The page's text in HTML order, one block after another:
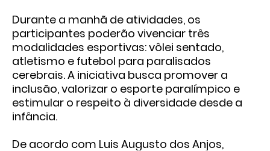
Durante a manhã de atividades, os
participantes poderão vivenciar três
modalidades esportivas: vôlei sentado,
atletismo e futebol para paralisados
cerebrais. A iniciativa busca promover a
inclusão, valorizar o esporte paralímpico e
estimular o respeito à diversidade desde a
infância.
De acordo com Luis Augusto dos Anjos,